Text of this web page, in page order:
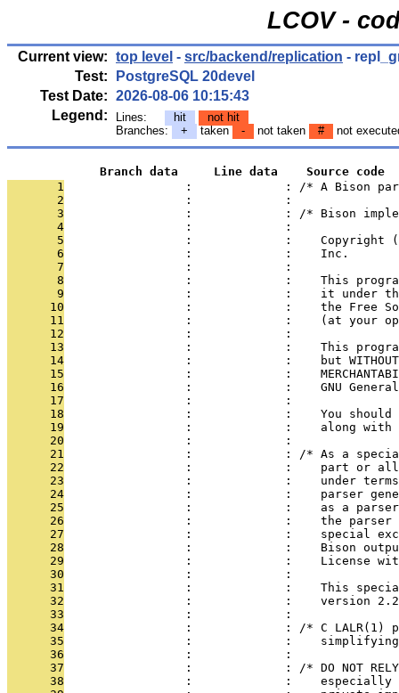
LCOV -
Current view: top level - src/backend/replication -
Test:
PostgreSQL 20devel
Test Date: 2026-08-06 10:15:43
Legend:
Lines: hit
not hit
Branches:
+ taken - not taken # not
             Branch data     Line data    Source code
       1
:             : /* A Bison
       2
                 :             :
       3
:             : /* Bison
       4
                 :             :
       5
:             :    Copyright
       6
                 :             :    Inc.
       7
                 :             :
       8
:             :    This
       9
:             :    it under
      10
:             :    the Free
      11
:             :    (at your
      12
                 :             :
      13
:             :    This
      14
:             :    but
      15
:             :
      16
:             :    GNU
      17
                 :             :
      18
:             :    You
      19
:             :    along
      20
                 :             :
      21
:             : /* As a
      22
:             :    part or
      23
:             :    under
      24
:             :    parser
      25
:             :    as a
      26
:             :    the
      27
:             :    special
      28
:             :    Bison
      29
:             :    License
      30
                 :             :
      31
:             :    This
      32
:             :    version
      33
                 :             :
      34
:             : /* C LALR(1)
      35
:             :
      36
                 :             :
      37
:             : /* DO NOT
      38
:             :